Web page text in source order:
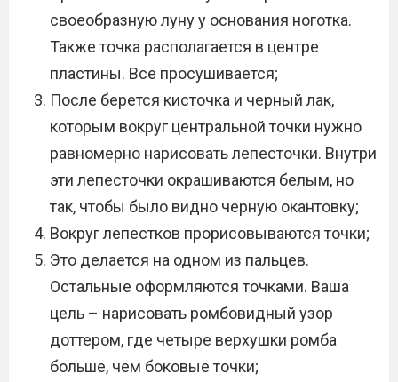
своеобразную луну у основания ноготка.
Также точка располагается в центре
пластины. Все просушивается;
После берется кисточка и черный лак,
которым вокруг центральной точки нужно
равномерно нарисовать лепесточки. Внутри
эти лепесточки окрашиваются белым, но
так, чтобы было видно черную окантовку;
Вокруг лепестков прорисовываются точки;
Это делается на одном из пальцев.
Остальные оформляются точками. Ваша
цель – нарисовать ромбовидный узор
доттером, где четыре верхушки ромба
больше, чем боковые точки;